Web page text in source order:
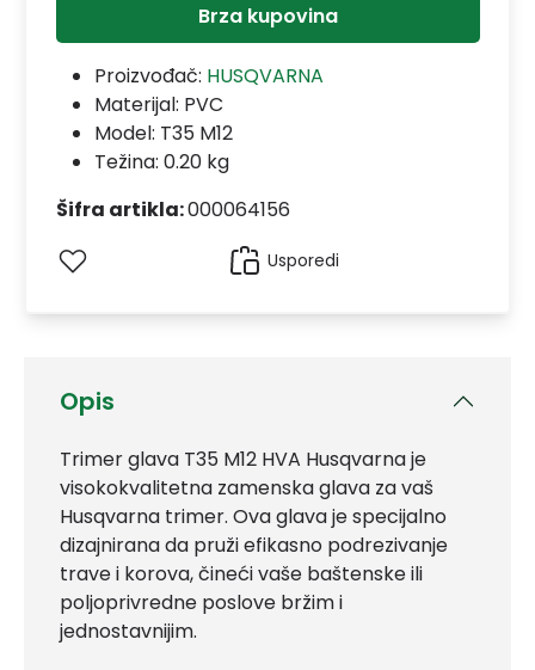
Opis
Trimer glava T35 M12 HVA Husqvarna je
visokokvalitetna zamenska glava za vaš
Husqvarna trimer. Ova glava je specijalno
dizajnirana da pruži efikasno podrezivanje
trave i korova, čineći vaše baštenske ili
poljoprivredne poslove bržim i
jednostavnijim.
Brza kupovina
Proizvođač: HUSQVARNA
Materijal: PVC
Model: T35 M12
Težina: 0.20 kg
Šifra artikla:000064156
Usporedi